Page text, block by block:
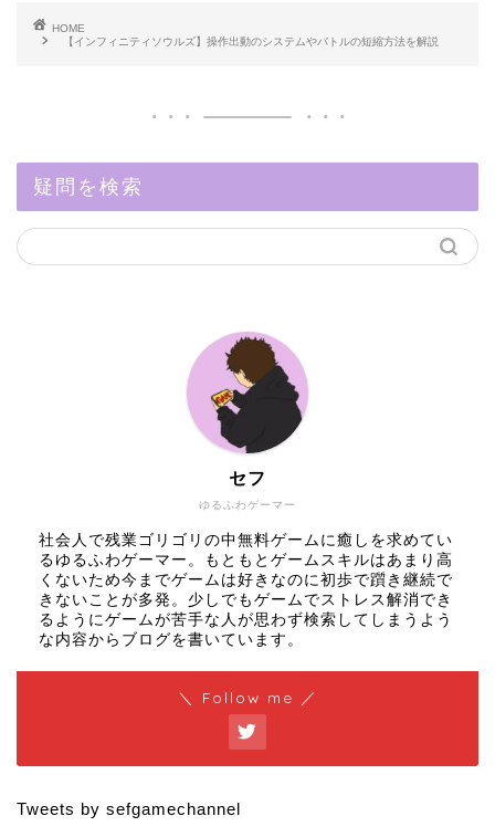
HOME
【インフィニティソウルズ】操作出動のシステムやバトルの短縮方法を解説
疑問を検索
ゆるふわゲーマー
セフ
社会人で残業ゴリゴリの中無料ゲームに癒しを求めてい
るゆるふわゲーマー。もともとゲームスキルはあまり高
くないため今までゲームは好きなのに初歩で躓き継続で
きないことが多発。少しでもゲームでストレス解消でき
るようにゲームが苦手な人が思わず検索してしまうよう
な内容からブログを書いています。
＼ Follow me ／
Tweets by sefgamechannel